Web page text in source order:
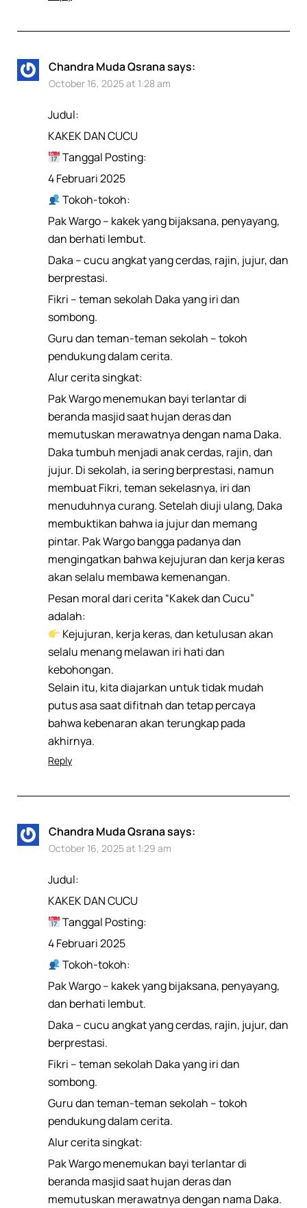
Chandra Muda Qsranasays:
October 16, 2025 at 1:28 am
Judul:
KAKEK DAN CUCU
Tanggal Posting:
4 Februari 2025
Tokoh-tokoh:
Pak Wargo – kakek yang bijaksana, penyayang,
dan berhati lembut.
Daka – cucu angkat yang cerdas, rajin, jujur, dan
berprestasi.
Fikri – teman sekolah Daka yang iri dan
sombong.
Guru dan teman-teman sekolah – tokoh
pendukung dalam cerita.
Alur cerita singkat:
Pak Wargo menemukan bayi terlantar di
beranda masjid saat hujan deras dan
memutuskan merawatnya dengan nama Daka.
Daka tumbuh menjadi anak cerdas, rajin, dan
jujur. Di sekolah, ia sering berprestasi, namun
membuat Fikri, teman sekelasnya, iri dan
menuduhnya curang. Setelah diuji ulang, Daka
membuktikan bahwa ia jujur dan memang
pintar. Pak Wargo bangga padanya dan
mengingatkan bahwa kejujuran dan kerja keras
akan selalu membawa kemenangan.
Pesan moral dari cerita “Kakek dan Cucu”
adalah:
Kejujuran, kerja keras, dan ketulusan akan
selalu menang melawan iri hati dan
kebohongan.
Selain itu, kita diajarkan untuk tidak mudah
putus asa saat difitnah dan tetap percaya
bahwa kebenaran akan terungkap pada
akhirnya.
Reply
Chandra Muda Qsranasays:
October 16, 2025 at 1:29 am
Judul:
KAKEK DAN CUCU
Tanggal Posting:
4 Februari 2025
Tokoh-tokoh:
Pak Wargo – kakek yang bijaksana, penyayang,
dan berhati lembut.
Daka – cucu angkat yang cerdas, rajin, jujur, dan
berprestasi.
Fikri – teman sekolah Daka yang iri dan
sombong.
Guru dan teman-teman sekolah – tokoh
pendukung dalam cerita.
Alur cerita singkat:
Pak Wargo menemukan bayi terlantar di
beranda masjid saat hujan deras dan
memutuskan merawatnya dengan nama Daka.